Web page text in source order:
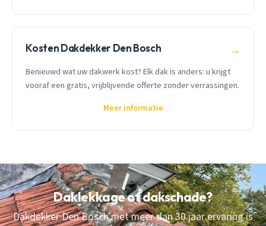
Kosten Dakdekker Den Bosch →
Benieuwd wat uw dakwerk kost? Elk dak is anders: u krijgt
vooraf een gratis, vrijblijvende offerte zonder verrassingen.
Meer informatie
Daklekkage of dakschade?
Dakdekker Den Bosch met meer dan 30 jaar ervaring is